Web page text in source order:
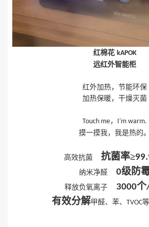
红棉花 kAPOK
远红外智能柜
红外加热，节能环保
加热保暖，干燥灭菌
Touch me，
I'm warm.
摸一摸我，我是热的。
高效抗菌 抗菌率≥
纳米净醛 0级防
释放负氧离子 3000个
有效分解甲醛、苯、 TVOC